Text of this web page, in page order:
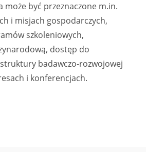
może być przeznaczone m.in.
i misjach gospodarczych,
szkoleniowych,
dostęp do
badawczo-rozwojowej
i konferencjach.